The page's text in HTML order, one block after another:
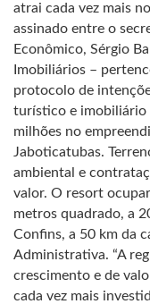
atrai cada vez mais
assinado entre o
Econômico, Sérgio
Imobiliários –
protocolo de
turístico e imobiliário
milhões no
Jaboticatubas.
ambiental e
valor. O resort
metros quadrado, a
Confins, a 50 km da
Administrativa. “A
crescimento e de
cada vez mais